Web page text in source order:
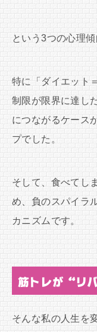
という3つの心理傾
特に「ダイエット
制限が限界に達し
につながるケース
プでした。
そして、食べてし
め、負のスパイラ
カニズムです。
筋トレが“リ
そんな私の人生を